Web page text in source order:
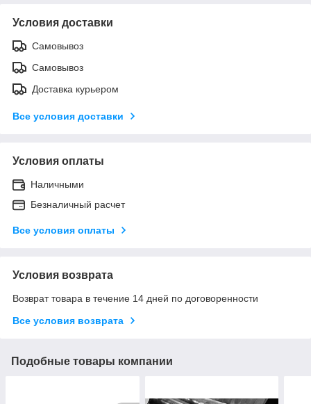
Условия доставки
Самовывоз
Самовывоз
Доставка курьером
Все условия доставки
Условия оплаты
Наличными
Безналичный расчет
Все условия оплаты
Условия возврата
Возврат товара в течение 14 дней по договоренности
Все условия возврата
Подобные товары компании